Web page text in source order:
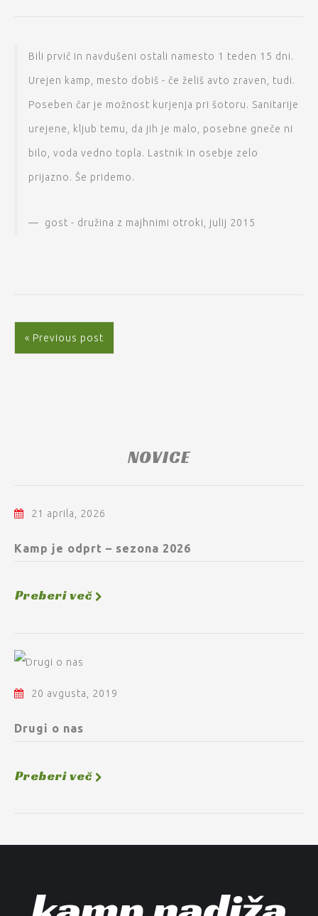
Bili prvič in navdušeni ostali namesto 1 teden 15 dni.
Urejen kamp, mesto dobiš - če želiš avto zraven, tudi.
Poseben čar je možnost kurjenja pri šotoru. Sanitarije
urejene, kljub temu, da jih je malo, posebne gneče ni
bilo, voda vedno topla. Lastnik in osebje zelo
prijazno. Še pridemo.
gost - družina z majhnimi otroki julij 2015
« Previous post
NOVICE
21 aprila, 2026
Kamp je odprt – sezona 2026
Preberi več
20 avgusta, 2019
Drugi o nas
Preberi več